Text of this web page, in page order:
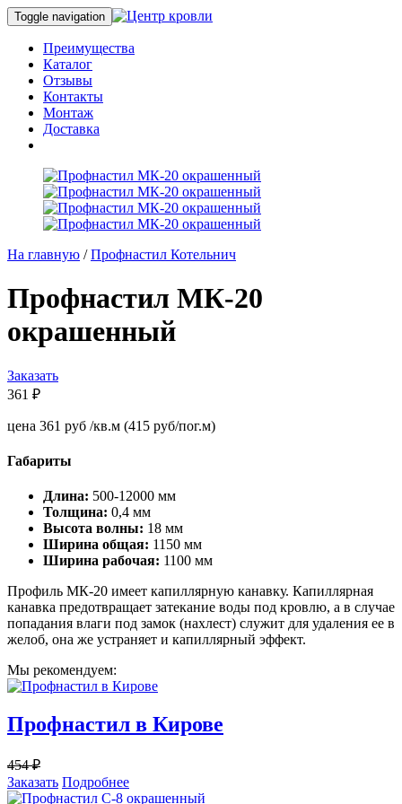
Toggle navigation
Преимущества
Каталог
Отзывы
Контакты
Монтаж
Доставка
На главную /Профнастил Котельнич
Профнастил МК-20
окрашенный
Заказать
361
₽
цена 361 руб /кв.м (415 руб/пог.м)
Габариты
Длина: 500-12000 мм
Толщина: 0,4 мм
Высота волны: 18 мм
Ширина общая: 1150 мм
Ширина рабочая: 1100 мм
Профиль МК-20 имеет капиллярную канавку. Капиллярная
канавка предотвращает затекание воды под кровлю, а в случае
попадания влаги под замок (нахлест) служит для удаления ее в
желоб, она же устраняет и капиллярный эффект.
Мы рекомендуем:
Профнастил в Кирове
454₽
Заказать Подробнее